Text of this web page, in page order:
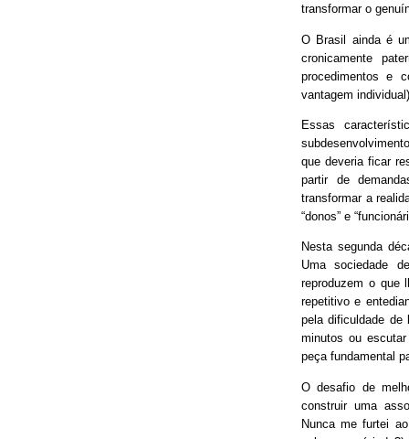
transformar o
O Brasil ainda é
cronicamente
procedimentos e
vantagem
Essas
que deveria ficar
partir de
transformar a
“donos” e
Nesta segunda
Uma sociedade
reproduzem o que
repetitivo e
pela dificuldade
minutos ou
peça fundamental
O desafio de
construir uma
Nunca me furtei